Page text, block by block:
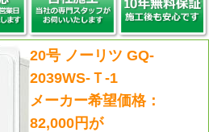
20号 ノーリツ GQ-
2039WS-Ｔ-1
メーカー希望価格：
82,000円が